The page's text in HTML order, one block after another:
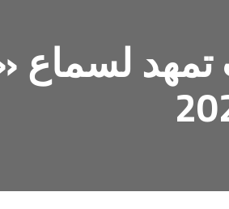
تمهد لسماع